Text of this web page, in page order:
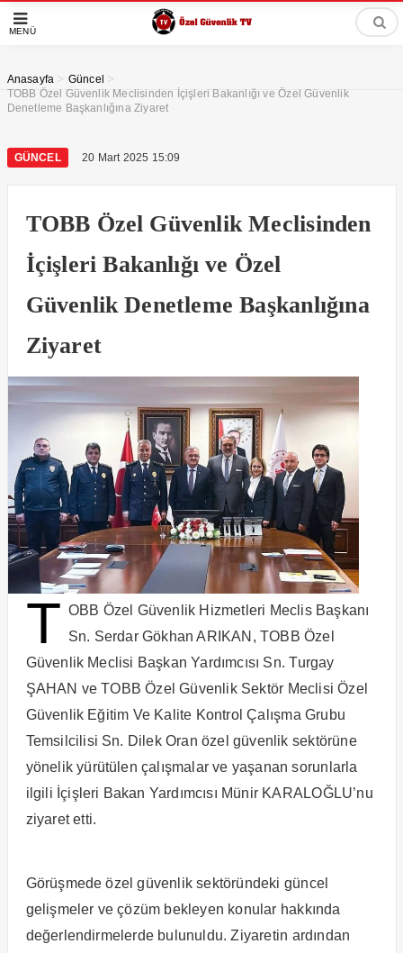
MENÜ
Anasayfa > Güncel >
TOBB Özel Güvenlik Meclisinden İçişleri Bakanlığı ve Özel Güvenlik
Denetleme Başkanlığına Ziyaret
GÜNCEL 20 Mart 2025 15:09
TOBB Özel Güvenlik Meclisinden
İçişleri Bakanlığı ve Özel
Güvenlik Denetleme Başkanlığına
Ziyaret
T OBB Özel Güvenlik Hizmetleri Meclis Başkanı
Sn. Serdar Gökhan ARIKAN, TOBB Özel
Güvenlik Meclisi Başkan Yardımcısı Sn. Turgay
ŞAHAN ve TOBB Özel Güvenlik Sektör Meclisi Özel
Güvenlik Eğitim Ve Kalite Kontrol Çalışma Grubu
Temsilcilisi Sn. Dilek Oran özel güvenlik sektörüne
yönelik yürütülen çalışmalar ve yaşanan sorunlarla
ilgili İçişleri Bakan Yardımcısı Münir KARALOĞLU’nu
ziyaret etti.
Görüşmede özel güvenlik sektöründeki güncel
gelişmeler ve çözüm bekleyen konular hakkında
değerlendirmelerde bulunuldu. Ziyaretin ardından